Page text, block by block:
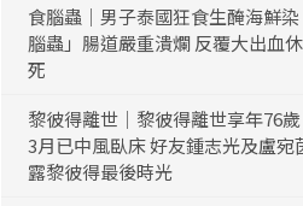
食腦蟲｜男子泰國狂食生醃海鮮
腦蟲」腸道嚴重潰爛 反覆大出血
死
黎彼得離世｜黎彼得離世享年76
3月已中風臥床 好友鍾志光及盧宛
露黎彼得最後時光